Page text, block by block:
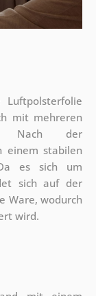
mit mehreren
Nach der
einem stabilen
es sich um
sich auf der
Ware, wodurch
wird.